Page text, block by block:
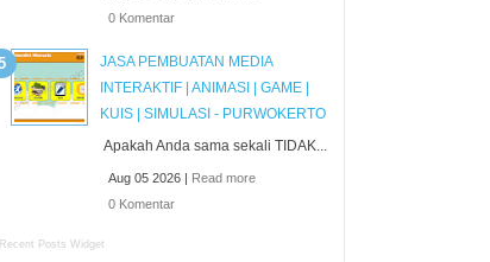
0 Komentar
JASA PEMBUATAN MEDIA
INTERAKTIF | ANIMASI | GAME |
KUIS | SIMULASI - PURWOKERTO
Apakah Anda sama sekali TIDAK...
Aug 05 2026 | Read more
0 Komentar
Recent Posts Widget